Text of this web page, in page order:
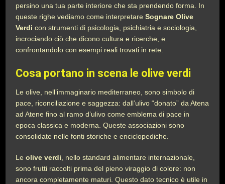
persino una tua parte interiore che sta prendendo forma. In
queste righe vediamo come interpretareSognare Olive
Verdi con strumenti di psicologia, psichiatria e sociologia,
incrociando ciò che dicono cultura e ricerche, e
confrontandolo con esempi reali trovati in rete.
Cosa portano in scena le olive verdi
Le olive, nell’immaginario mediterraneo, sono simbolo di
pace, riconciliazione e saggezza: dall’ulivo “donato” da Atena
ad Atene fino al ramo d’ulivo come emblema di pace in
epoca classica e moderna. Queste associazioni sono
consolidate nelle fonti storiche e enciclopediche.
Leolive verdi , nello standard alimentare internazionale,
sono frutti raccolti prima del pieno viraggio di colore: non
ancora completamente maturi. Questo dato tecnico è utile in